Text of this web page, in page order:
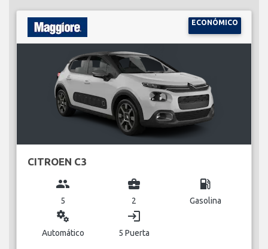
ECONÓMICO
CITROEN C3
group
5
business_center
2
local_gas_station
Gasolina
miscellaneous_services
Automático
login
5 Puerta